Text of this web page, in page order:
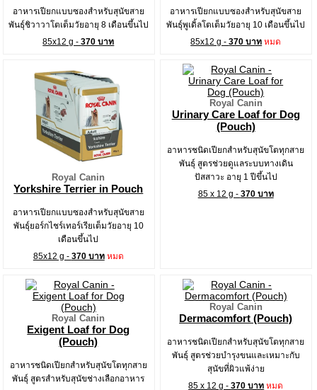
อาหารเปียกแบบซองสำหรับสุนัขสาย
พันธุ์ชิวาวาโตเต็มวัยอายุ 8 เดือนขึ้นไป
85x12 g -370 บาท
อาหารเปียกแบบซองสำหรับสุนัขสาย
พันธุ์พูเดิ้ลโตเต็มวัยอายุ 10 เดือนขึ้นไป
85x12 g -370 บาท หมด
Royal Canin
Yorkshire Terrier in Pouch
อาหารเปียกแบบซองสำหรับสุนัขสาย
พันธุ์ยอร์กไชร์เทอร์เรียเต็มวัยอายุ 10
เดือนขึ้นไป
85x12 g - 370 บาท หมด
Royal Canin
Urinary Care Loaf for Dog
(Pouch)
อาหารชนิดเปียกสำหรับสุนัขโตทุกสาย
พันธุ์ สูตรช่วยดูแลระบบทางเดิน
ปัสสาวะ อายุ 1 ปีขึ้นไป
85 x 12 g - 370 บาท
Royal Canin
Exigent Loaf for Dog
(Pouch)
อาหารชนิดเปียกสำหรับสุนัขโตทุกสาย
พันธุ์ สูตรสำหรับสุนัขช่างเลือกอาหาร
Royal Canin
Dermacomfort (Pouch)
อาหารชนิดเปียกสำหรับสุนัขโตทุกสาย
พันธุ์ สูตรช่วยบำรุงขนและเหมาะกับ
สุนัขที่ผิวแพ้ง่าย
85 x 12 g -370 บาท หมด